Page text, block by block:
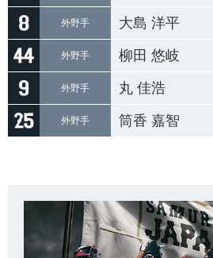
外野手 大島 洋平
外野手 柳田 悠岐
外野手 丸 佳浩
外野手 筒香 嘉智